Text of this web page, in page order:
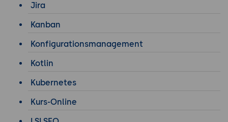
Jira
Kanban
Konfigurationsmanagement
Kotlin
Kubernetes
Kurs-Online